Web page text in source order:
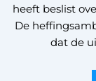
heeft beslist
De
dat de